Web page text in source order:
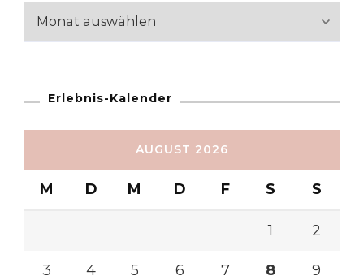
Reiseabschnitte
Erlebnis-Kalender
AUGUST 2026
M D M D F S S
1 2
3 4 5 6 7 8 9